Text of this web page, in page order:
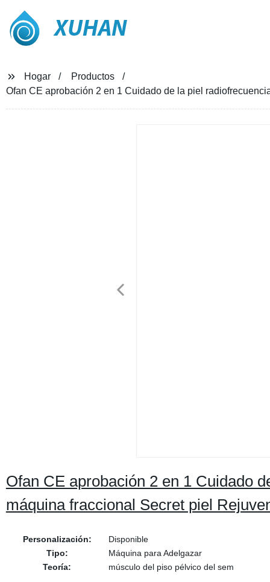
XUHAN
Hogar
Productos
Ofan CE aprobación 2 en 1 Cuidado de la piel
Ofan CE aprobación 2 en 1 Cuidado
máquina fraccional Secret piel
Personalización:
Disponible
Tipo:
Máquina para Adelgazar
Teoría:
músculo del piso pélvico del sem